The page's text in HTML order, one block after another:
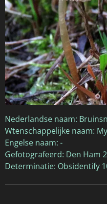
Nederlandse naam:
Wtenschappelijke naam:
Engelse naam: -
Gefotografeerd: Den Ham
Determinatie: Obsidentify